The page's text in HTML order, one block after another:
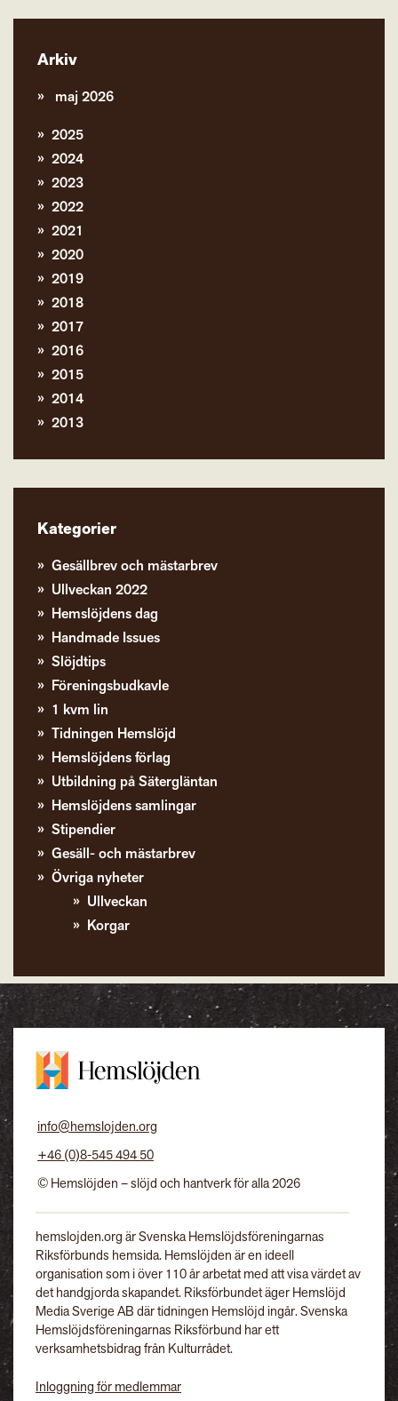
Arkiv
maj 2026
2025
2024
2023
2022
2021
2020
2019
2018
2017
2016
2015
2014
2013
Kategorier
Gesällbrev och mästarbrev
Ullveckan 2022
Hemslöjdens dag
Handmade Issues
Slöjdtips
Föreningsbudkavle
1 kvm lin
Tidningen Hemslöjd
Hemslöjdens förlag
Utbildning på Sätergläntan
Hemslöjdens samlingar
Stipendier
Gesäll- och mästarbrev
Övriga nyheter
Ullveckan
Korgar
info@hemslojden.org
+46 (0)8-545 494 50
© Hemslöjden – slöjd och hantverk för alla 2026
hemslojden.org är Svenska Hemslöjdsföreningarnas
Riksförbunds hemsida. Hemslöjden är en ideell
organisation som i över 110 år arbetat med att visa värdet av
det handgjorda skapandet. Riksförbundet äger Hemslöjd
Media Sverige AB där tidningen Hemslöjd ingår. Svenska
Hemslöjdsföreningarnas Riksförbund har ett
verksamhetsbidrag från Kulturrådet.
Inloggning för medlemmar